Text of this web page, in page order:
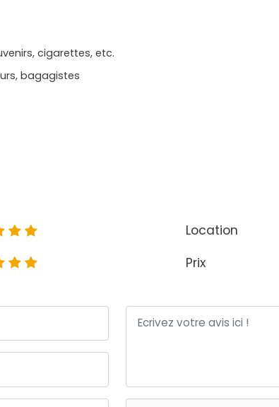
cigarettes, etc.
bagagistes
Location
Prix